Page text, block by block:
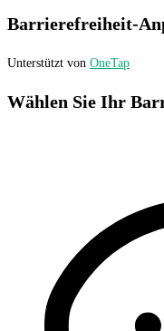
Barrierefreiheit-
Unterstützt von OneTap
Wählen Sie Ihr